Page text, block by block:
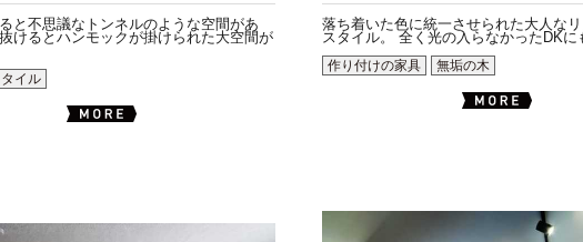
と不思議なトンネルのような空間があ
けるとハンモックが掛けられた大空間が
タイル
落ち着いた色に統一させられた大人な
スタイル。 全く光の入らなかったDKに
作り付けの家具
無垢の木